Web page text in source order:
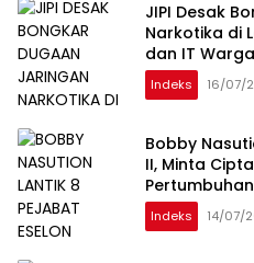
JIPI Desak
Narkotika di
dan IT
Indeks 16/07/
Bobby
II, Minta
Indeks 14/07/